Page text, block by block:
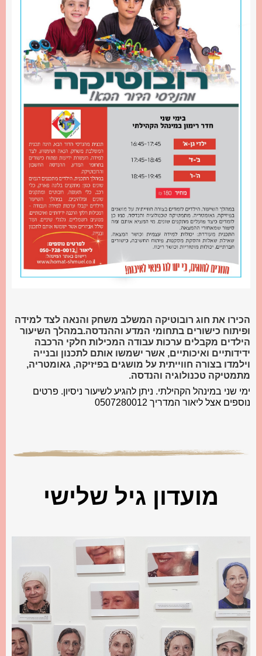
הכירו את חוג רובוטיקה המשלב משחק והנאה לצד למידה
ופיתוח כישורים בתחומי המדע וההנדסה.במהלך השיעור
הילדים מקבלים ערכות עבודה המכילות חלקי הרכבה
ידידותיים ואיכותיים, אשר ישמשו אותם לתכנון ובנייה
וילמדו בצורה חווייתית על מושגים בפיזיקה, גאומטריה,
מתמטיקה טכנולוגיה והנדסה.
ימי שני במינהל הקהילתי. ניתן להגיע לשיעור ניסיון. פרטים
נוספים אצל ליאור המדריך 0507280012
מועדון גיל שלישי